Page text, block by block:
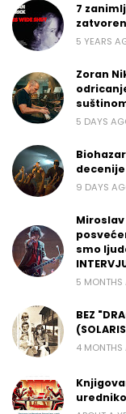
7
5 YEARS
Zoran
5 DAYS
9 DAYS
smo
5 MONTHS
BEZ
4 MONTHS